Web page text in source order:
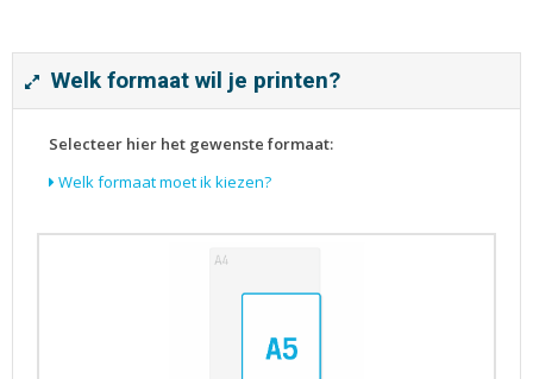
Tijdschriften
Verhuiskaarten
Welk formaat wil je printen?
Selecteer hier het gewenste formaat:
Welk formaat moet ik kiezen?